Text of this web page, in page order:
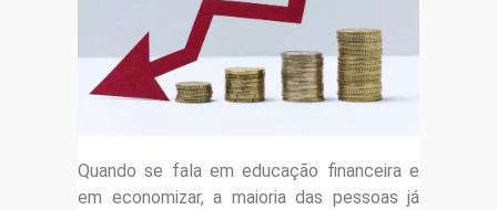
Quando se fala em educação financeira e
em economizar, a maioria das pessoas já